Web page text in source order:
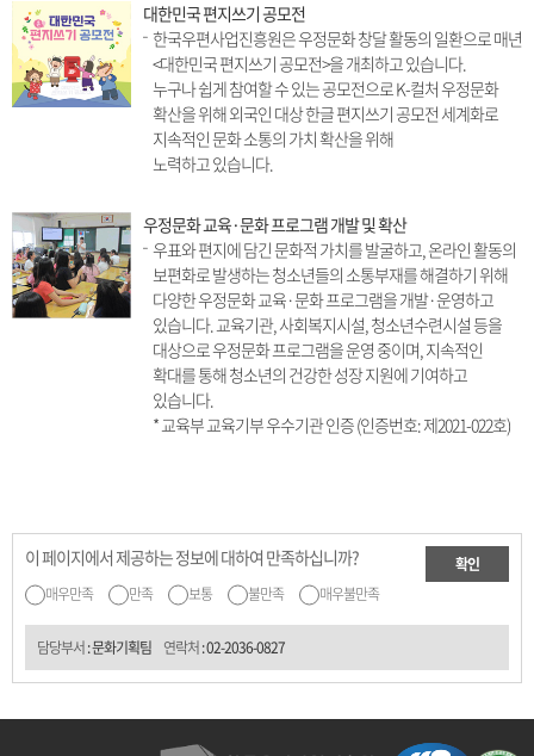
대한민국 편지쓰기 공모전
한국우편사업진흥원은 우정문화 창달 활동의 일환으로 매년
<대한민국 편지쓰기 공모전>을 개최하고 있습니다.
누구나 쉽게 참여할 수 있는 공모전으로 K-컬처 우정문화
확산을 위해 외국인 대상 한글 편지쓰기 공모전 세계화로
지속적인 문화 소통의 가치 확산을 위해
노력하고 있습니다.
우정문화 교육·문화 프로그램 개발 및 확산
우표와 편지에 담긴 문화적 가치를 발굴하고, 온라인 활동의
보편화로 발생하는 청소년들의 소통부재를 해결하기 위해
다양한 우정문화 교육·문화 프로그램을 개발·운영하고
있습니다. 교육기관, 사회복지시설, 청소년수련시설 등을
대상으로 우정문화 프로그램을 운영 중이며, 지속적인
확대를 통해 청소년의 건강한 성장 지원에 기여하고
있습니다.
* 교육부 교육기부 우수기관 인증 (인증번호: 제2021-022호)
이 페이지에서 제공하는 정보에 대하여 만족하십니까?
매우만족 만족 보통 불만족 매우불만족
확인
담당부서: 문화기획팀 연락처:02-2036-0827